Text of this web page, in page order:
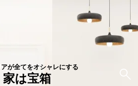
が全てをオシャレにする
家は宝箱